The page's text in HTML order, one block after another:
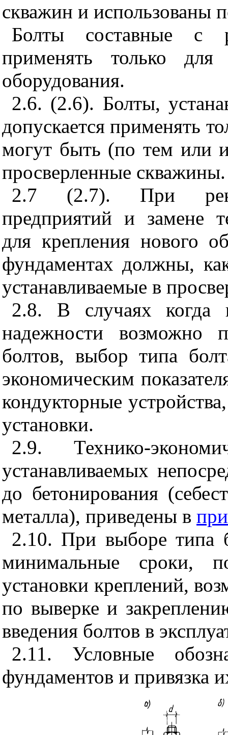
скважин и использованы
Болты составные с
применять только для
оборудования.
2.6. (2.6). Болты,
допускается применять
могут быть (по тем или
просверленные скважины.
2.7 (2.7). При
предприятий и замене
для крепления нового
фундаментах должны,
устанавливаемые в
2.8. В случаях когда
надежности возможно
болтов, выбор типа
экономическим
кондукторные
установки.
2.9. Технико-
устанавливаемых
до бетонирования
металла), приведены в
2.10. При выборе типа
минимальные сроки,
установки креплений,
по выверке и
введения болтов в
2.11. Условные
фундаментов и привязка